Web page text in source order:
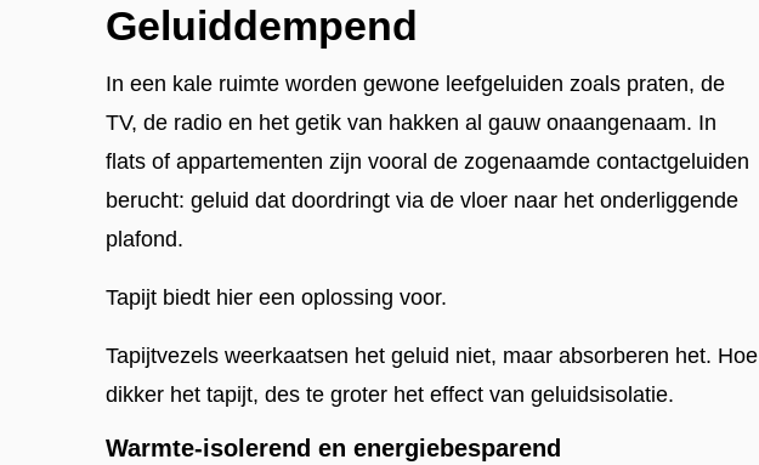
Geluiddempend
In een kale ruimte worden gewone leefgeluiden zoals praten, de
TV, de radio en het getik van hakken al gauw onaangenaam. In
flats of appartementen zijn vooral de zogenaamde contactgeluiden
berucht: geluid dat doordringt via de vloer naar het onderliggende
plafond.
Tapijt biedt hier een oplossing voor.
Tapijtvezels weerkaatsen het geluid niet, maar absorberen het. Hoe
dikker het tapijt, des te groter het effect van geluidsisolatie.
Warmte-isolerend en energiebesparend